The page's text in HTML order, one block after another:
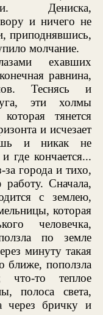
Дениска,
и ничего не
приподнявшись,
молчание.
ехавших
равнина,
Теснясь и
эти холмы
тянется
и исчезает
и никак не
где кончается...
города и тихо,
Сначала,
с землею,
которая
человечка,
по земле
минуту такая
ближе, поползла
то теплое
полоса света,
через бричку и